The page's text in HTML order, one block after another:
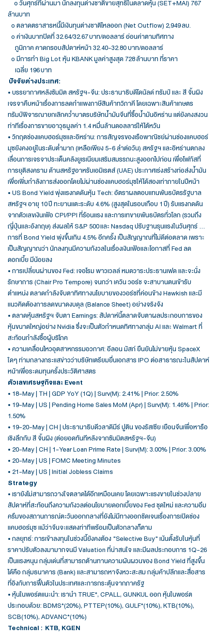
o วันศุกร์ที่ผ่านมา นักลงทุนต่างชาติขายสุทธิในตลาดหุ้น (SET+MAI) 767
ล้านบาท
o ตลาดตราสารหนี้มีเงินทุนต่างชาติไหลออก (Net Outflow) 2,949 ลบ.
o ค่าเงินบาทปิดที่ 32.64/32.67 บาท/ดอลลาร์ อ่อนค่าตามทิศทาง
ภูมิภาค คาดกรอบสัปดาห์หน้า 32.40-32.80 บาท/ดอลลาร์
o มีการทำ Big Lot หุ้น KBANK มูลค่าสูงสุด 728 ล้านบาท ที่ราคา
เฉลี่ย 196 บาท
ปัจจัยต่างประเทศ:
• บรรยากาศหลังซัมมิต สหรัฐฯ-จีน: ประธานาธิบดีโดนัลด์ ทรัมป์ และ สี จิ้นผิง
เจรจาคืบหน้าเรื่องการลดกำแพงภาษีสินค้าทวิภาคี โดยเฉพาะสินค้าเกษตร
ทรัมป์พิจารณายกเลิกคว่ำบาตรบริษัทน้ำมันจีนที่ซื้อน้ำมันอิหร่าน แต่ยังคงสงวน
ท่าทีเรื่องการขายอาวุธมูลค่า 1.4 หมื่นล้านดอลลาร์ให้ไต้หวัน
• วิกฤตช่องแคบฮอร์มุซและอิหร่าน: การสัญจรของเรือพาณิชย์ผ่านช่องแคบฮอร์
มุซยังคงอยู่ในระดับต่ำมาก (เหลือเพียง 5-6 ลำต่อวัน) สหรัฐฯ และอิหร่านตกลง
เลื่อนการเจรจาประเด็นคลังยูเรเนียมเสริมสมรรถนะสูงออกไปก่อน เพื่อโฟกัสที่
การยุติสงคราม ด้านสหรัฐอาหรับเอมิเรตส์ (UAE) ประกาศเร่งสร้างท่อส่งน้ำมัน
เพื่อเพิ่มกำลังการส่งออกโดยไม่ผ่านช่องแคบฮอร์มุซให้ได้สองเท่าภายในปีหน้า
• US Bond Yield พุ่งแรงกดดันหุ้น Tech: อัตราผลตอบแทนพันธบัตรรัฐบาล
สหรัฐฯ อายุ 10 ปี ทะยานแตะระดับ 4.6% (สูงสุดในรอบเกือบ 1 ปี) รับแรงกดดัน
จากตัวเลขเงินเฟ้อ CPI/PPI ที่ร้อนแรง และการเทขายพันธบัตรทั่วโลก (รวมถึง
ญี่ปุ่นและอังกฤษ) ส่งผลให้ S&P 500 และ Nasdaq ปรับฐานรุนแรงในวันศุกร์ …
การที่ Bond Yield พุ่งขึ้นเกิน 4.5% อีกครั้ง เป็นสัญญาณที่ไม่ดีต่อตลาด เพราะ
เป็นสัญญาณว่า นักลงทุนมีความกังวลในเรื่องเงินเฟ้อและโอกาสที่ Fed ลด
ดอกเบี้ย มีน้อยลง
• การเปลี่ยนผ่านของ Fed: เจอโรม พาวเวลล์ หมดวาระประธานเฟด และจะนั่ง
รักษาการ (Chair Pro Tempore) จนกว่า เควิน วอร์ช จะสาบานตนเข้ารับ
ตำแหน่ง ตลาดกำลังจับตาทิศทางนโยบายของวอร์ชที่ค่อนข้าง Hawkish และมี
แนวคิดต้องการลดขนาดงบดุล (Balance Sheet) อย่างจริงจัง
• ตลาดหุ้นสหรัฐฯ จับตา Earnings: สัปดาห์นี้ตลาดจับตาผลประกอบการของ
หุ้นขนาดใหญ่อย่าง Nvidia ซึ่งจะเป็นตัวกำหนดทิศทางกลุ่ม AI และ Walmart ที่
สะท้อนกำลังซื้อผู้บริโภค
• ความเคลื่อนไหวอุตสาหกรรมอวกาศ: อีลอน มัสก์ ยืนยันไม่ขายหุ้น SpaceX
ใดๆ ท่ามกลางกระแสข่าวว่าบริษัทเตรียมยื่นเอกสาร IPO ต่อสาธารณะในสัปดาห์
หน้าเพื่อระดมทุนครั้งประวัติศาสตร
ตัวเลขเศรษฐกิจและ Event
• 18-May | TH | GDP YoY (1Q) | Surv(M): 2.41% | Prior: 2.50%
• 19-May | US | Pending Home Sales MoM (Apr) | Surv(M): 1.46% | Prior:
1.50%
• 19-20-May | CH | ประธานาธิบดีวลาดิมีร์ ปูติน ของรัสเซีย เยือนจีนเพื่อหารือ
เชิงลึกกับ สี จิ้นผิง (ต่อยอดทันทีหลังจากซัมมิตสหรัฐฯ-จีน)
• 20-May | CH | 1-Year Loan Prime Rate | Surv(M): 3.00% | Prior: 3.00%
• 20-May | US | FOMC Meeting Minutes
• 21-May | US | Initial Jobless Claims
Strategy
• เรายังไม่สามารถวางใจตลาดได้อีกเหมือนเคย โดยเฉพาะแรงขายในช่วงปลาย
สัปดาห์ที่สะท้อนถึงความกังวลต่อนโยบายดอกเบี้ยของ Fed ชุดใหม่ และความอึม
ครึมของสถานการณ์ตะวันออกกลางที่ยังไม่มีทางออกชัดเจนเรื่องการเปิดช่อง
แคบฮอร์มุซ แม้ว่าจีนจะแสดงท่าทีพร้อมเป็นตัวกลางก็ตาม
• กลยุทธ์: การเข้าลงทุนในช่วงนี้ยังคงต้อง "Selective Buy" เน้นตั้งรับในหุ้นที่
ราคาปรับตัวลงมามากจนมี Valuation ที่น่าสนใจ และมีผลประกอบการ 1Q-26
เป็นแรงหนุน กลุ่มเด่นที่สามารถต้านทานความผันผวนของ Bond Yield ที่สูงขึ้น
ได้คือ กลุ่มธนาคาร (Bank) และสามารถหาจังหวะสะสม กลุ่มค้าปลีกและสื่อสาร
ที่อิงกับการฟื้นตัวในประเทศและการกระตุ้นจากภาครัฐ
• หุ้นในพอร์ตแนะนำ: เรานำ TRUE*, CPALL, GUNKUL ออก หุ้นในพอร์ต
ประกอบด้วย: BDMS*(20%), PTTEP(10%), GULF*(10%), KTB(10%),
SCB(10%), ADVANC*(10%)
Technical : KTB, KGEN